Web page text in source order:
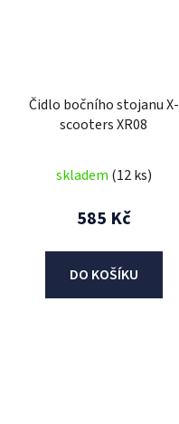
Čidlo bočního stojanu X-
scooters XR08
skladem (12 ks)
585 Kč
DO KOŠÍKU